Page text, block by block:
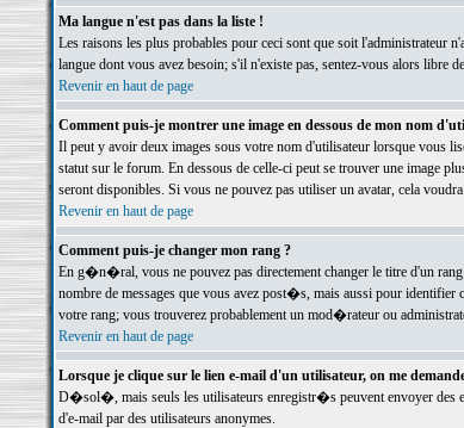
Ma langue n'est pas dans la liste !
Les raisons les plus probables pour ceci sont que soit l'administrateur
langue dont vous avez besoin; s'il n'existe pas, sentez-vous alors
Revenir en haut de page
Comment puis-je montrer une image en dessous de mon nom
Il peut y avoir deux images sous votre nom d'utilisateur lorsque vous
statut sur le forum. En dessous de celle-ci peut se trouver une image
seront disponibles. Si vous ne pouvez pas utiliser un avatar, cela
Revenir en haut de page
Comment puis-je changer mon rang ?
En g�n�ral, vous ne pouvez pas directement changer le titre d'un
nombre de messages que vous avez post�s, mais aussi pour
votre rang; vous trouverez probablement un mod�rateur ou
Revenir en haut de page
Lorsque je clique sur le lien e-mail d'un utilisateur, on me
D�sol�, mais seuls les utilisateurs enregistr�s peuvent envoyer
d'e-mail par des utilisateurs anonymes.